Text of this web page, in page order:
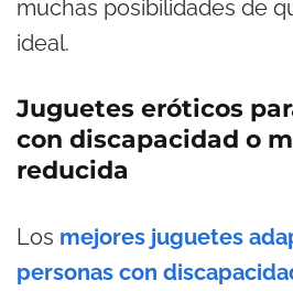
muchas posibilidades de
ideal.
Juguetes eróticos
con discapacidad o
reducida
Los mejores juguetes
personas con